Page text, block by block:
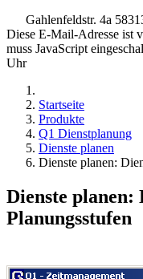
Gahlenfeldstr. 4a
Diese E-Mail-Adresse ist
muss JavaScript
Uhr
Startseite
Produkte
Q1 Dienstplanung
Dienste planen
Dienste planen:
Dienste planen:
Planungsstufen